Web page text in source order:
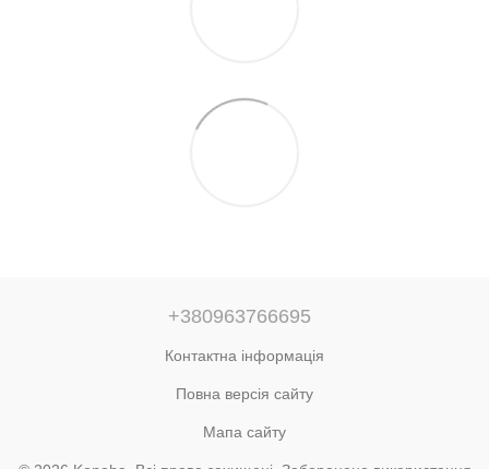
+380963766695
Контактна інформація
Повна версія сайту
Мапа сайту